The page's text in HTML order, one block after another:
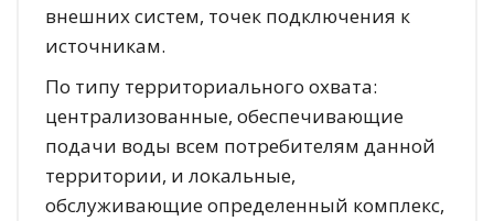
внешних систем, точек подключения к
источникам.
По типу территориального охвата:
централизованные, обеспечивающие
подачи воды всем потребителям данной
территории, и локальные,
обслуживающие определенный комплекс,